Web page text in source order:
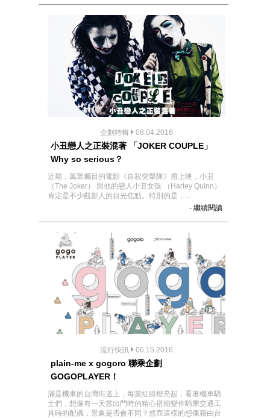
企劃特輯 08.04.2016
小丑戀人之正裝混著 「JOKER COUPLE」
Why so serious？
近期，萬眾矚目的電影《自殺突擊隊》甫上映，小丑
（The Joker） 與他的戀人小丑女孩 （Harley Quinn）
肯定是不少觀影人的目光焦點。特別的是，...
- 繼續閱讀
流行快訊 06.15.2016
plain-me x gogoro 聯乘企劃
GOGOPLAYER！
滿是機車的台灣街道上，每當紅綠燈亮起，看著機車騎
士們，想像有一天當出門時的精心搭能變作騎乘交通工
具時的配襯，景象是否會不同？然而這樣的想像藉由台